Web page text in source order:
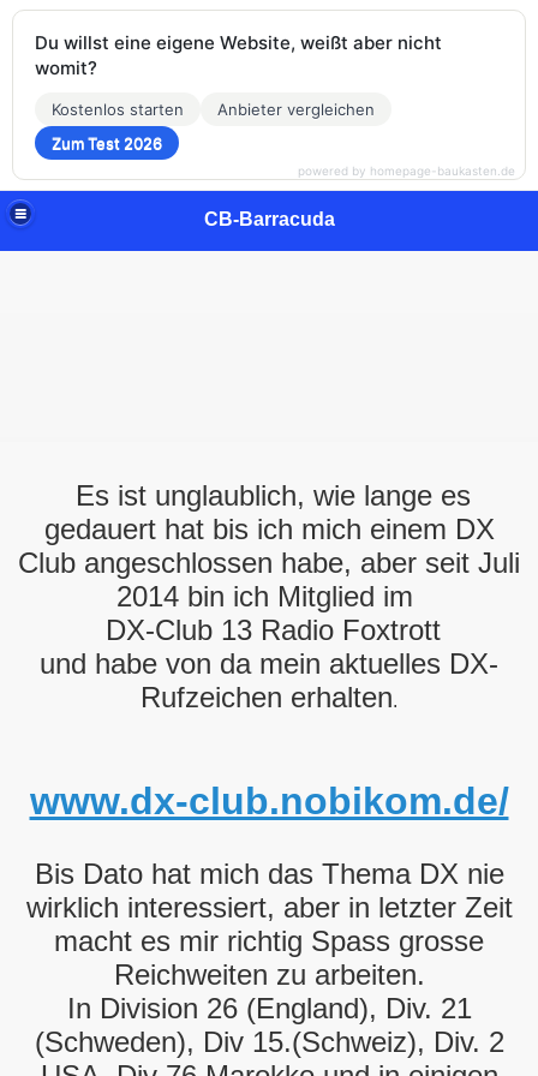
CB-Barracuda
Es ist unglaublich, wie lange es
gedauert hat bis ich mich einem DX
Club angeschlossen habe, aber seit Juli
2014 bin ich Mitglied im
DX-Club 13 Radio Foxtrott
und habe von da mein aktuelles DX-
Rufzeichen erhalten.
www.dx-club.nobikom.de/
Bis Dato hat mich das Thema DX nie
wirklich interessiert, aber in letzter Zeit
macht es mir richtig Spass grosse
Reichweiten zu arbeiten.
In Division 26 (England), Div. 21
(Schweden), Div 15.(Schweiz), Div. 2
Du willst eine eigene Website, weißt aber nicht
womit?
Kostenlos starten
Anbieter vergleichen
Zum Test 2026
powered by homepage-baukasten.de